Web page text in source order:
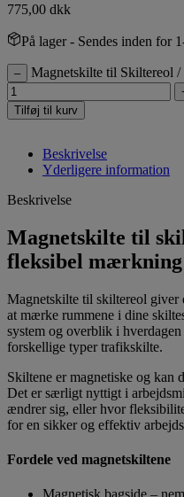
775,00 dkk
På lager - Sendes inden for
– Magnetskilte til Skiltereol /
Tilføj til kurv
Beskrivelse
Yderligere information
Beskrivelse
Magnetskilte til
fleksibel
Magnetskilte til skiltereol
at mærke rummene i dine
system og overblik i
forskellige typer trafikskilte.
Skiltene er magnetiske og kan
Det er særligt nyttigt i
ændrer sig, eller hvor
for en sikker og effektiv
Fordele ved magnetskiltene
Magnetisk bagside –